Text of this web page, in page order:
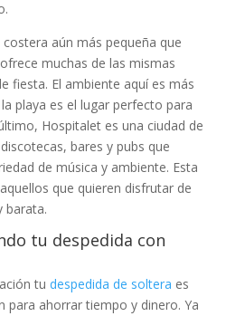
costera aún más pequeña que
muchas de las mismas
fiesta. El ambiente aquí es más
playa es el lugar perfecto para
Hospitalet es una ciudad de
bares y pubs que
de música y ambiente. Esta
que quieren disfrutar de
barata.
tu despedida con
tu despedida de soltera es
para ahorrar tiempo y dinero. Ya